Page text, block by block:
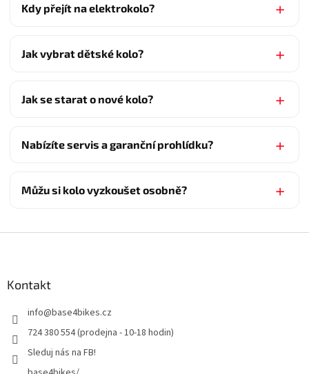
Kdy přejít na elektrokolo?
Jak vybrat dětské kolo?
Jak se starat o nové kolo?
Nabízíte servis a garanční prohlídku?
Můžu si kolo vyzkoušet osobně?
Kontakt
info@base4bikes.cz
724 380 554 (prodejna - 10-18 hodin)
Sleduj nás na FB!